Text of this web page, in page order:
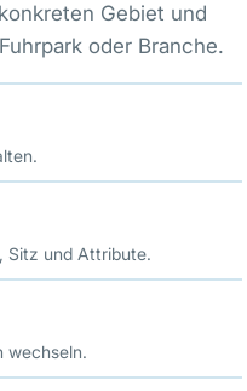
Gebiet und
oder Branche.
Sitz und Attribute.
wechseln.